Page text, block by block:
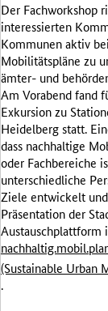
Der Fachworkshop
interessierten
Kommunen aktiv
Mobilitätspläne zu
ämter- und
Am Vorabend fand
Exkursion zu
Heidelberg statt.
dass nachhaltige
oder Fachbereiche
unterschiedliche
Ziele entwickelt
Präsentation der
Austauschplattform
(Sustainable Urban
.